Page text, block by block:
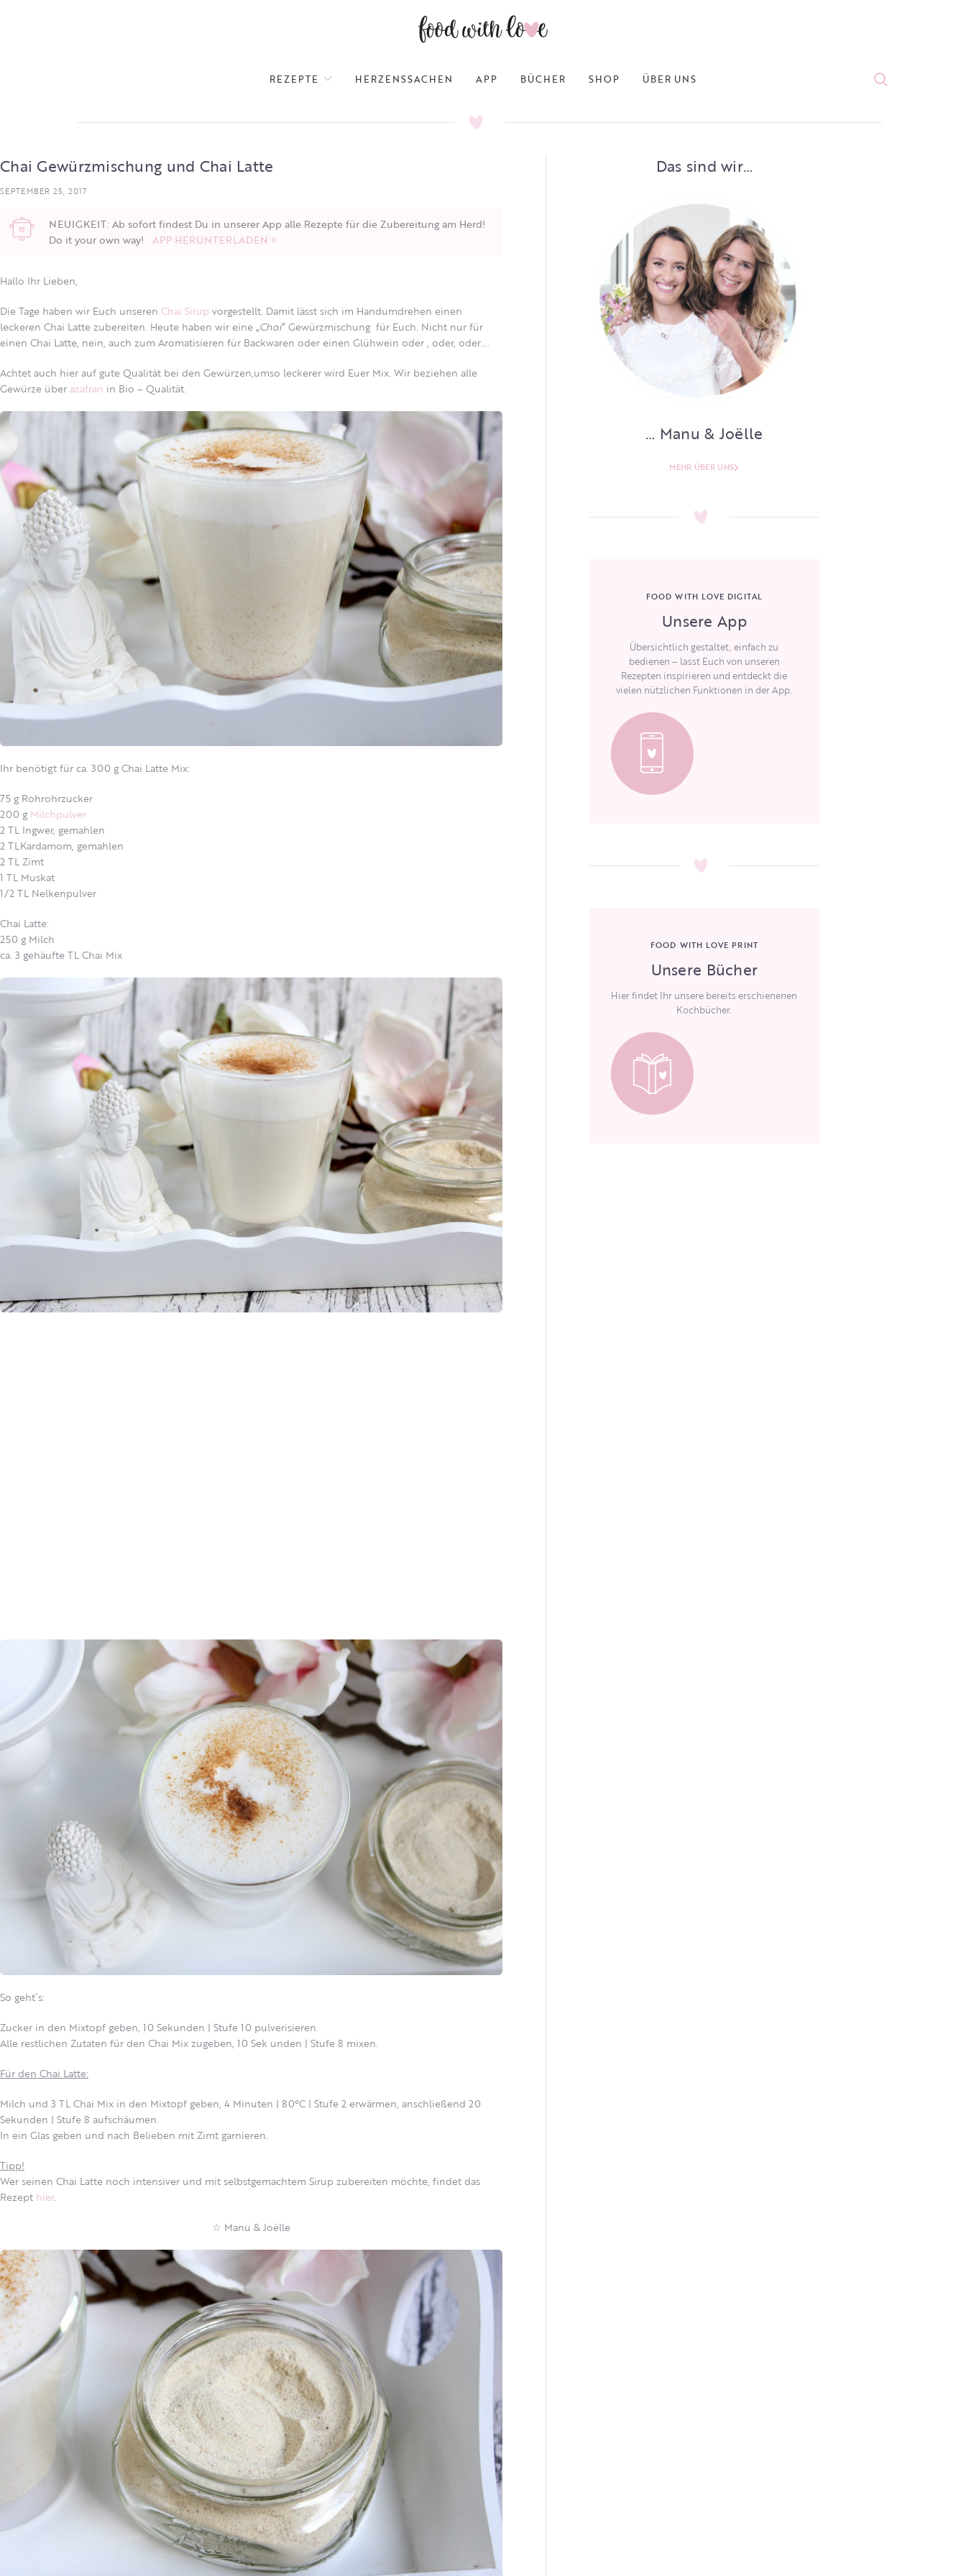
REZEPTE HERZENSSACHEN APP BÜCHER SHOP ÜBER UNS
Chai Gewürzmischung und Chai Latte
SEPTEMBER 25, 2017
NEUIGKEIT: Ab sofort findest Du in unserer App alle Rezepte für die Zubereitung am Herd!
Do it your own way! APP HERUNTERLADEN >
Hallo Ihr Lieben,
Die Tage haben wir Euch unseren Chai Sirup vorgestellt. Damit lässt sich im Handumdrehen einen
leckeren Chai Latte zubereiten. Heute haben wir eine „Chai“ Gewürzmischung für Euch. Nicht nur für
einen Chai Latte, nein, auch zum Aromatisieren für Backwaren oder einen Glühwein oder , oder, oder….
Achtet auch hier auf gute Qualität bei den Gewürzen,umso leckerer wird Euer Mix. Wir beziehen alle
Gewürze über azafran in Bio – Qualität.
Ihr benötigt für ca. 300 g Chai Latte Mix:
75 g Rohrohrzucker
200 gMilchpulver
2 TL Ingwer, gemahlen
2 TLKardamom, gemahlen
2 TL Zimt
1 TL Muskat
1/2 TL Nelkenpulver
Chai Latte:
250 g Milch
ca. 3 gehäufte TL Chai Mix
So geht´s:
Zucker in den Mixtopf geben, 10 Sekunden | Stufe 10 pulverisieren.
Alle restlichen Zutaten für den Chai Mix zugeben, 10 Sek unden | Stufe 8 mixen.
Für den Chai Latte:
Milch und 3 TL Chai Mix in den Mixtopf geben, 4 Minuten | 80°C | Stufe 2 erwärmen, anschließend 20
Sekunden | Stufe 8 aufschäumen.
In ein Glas geben und nach Belieben mit Zimt garnieren.
Tipp!
Wer seinen Chai Latte noch intensiver und mit selbstgemachtem Sirup zubereiten möchte, findet das
Rezept hier.
☆ Manu & Joëlle
Das sind wir…
… Manu & Joëlle
MEHR ÜBER UNS
FOOD WITH LOVE DIGITAL
Unsere App
Übersichtlich gestaltet, einfach zu
bedienen – lasst Euch von unseren
Rezepten inspirieren und entdeckt die
vielen nützlichen Funktionen in der App.
FOOD WITH LOVE PRINT
Unsere Bücher
Hier findet Ihr unsere bereits erschienenen
Kochbücher.